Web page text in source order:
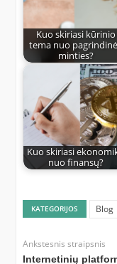
Kuo skiriasi kūrinio
tema nuo
minties?
Kuo skiriasi
nuo finansų?
KATEGORIJOS Blog
Ankstesnis straipsnis
Internetinių